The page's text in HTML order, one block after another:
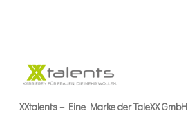
XXtalents – Eine Marke der TaleXX GmbH